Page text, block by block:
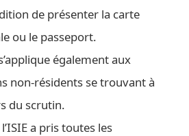
de présenter la carte
ou le passeport.
également aux
non-résidents se trouvant à
du scrutin.
a pris toutes les